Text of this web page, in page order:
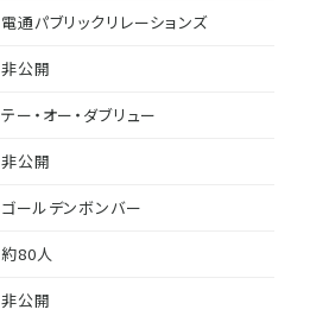
電通パブリックリレーションズ
非公開
テー・オー・ダブリュー
非公開
ゴールデンボンバー
約80人
非公開